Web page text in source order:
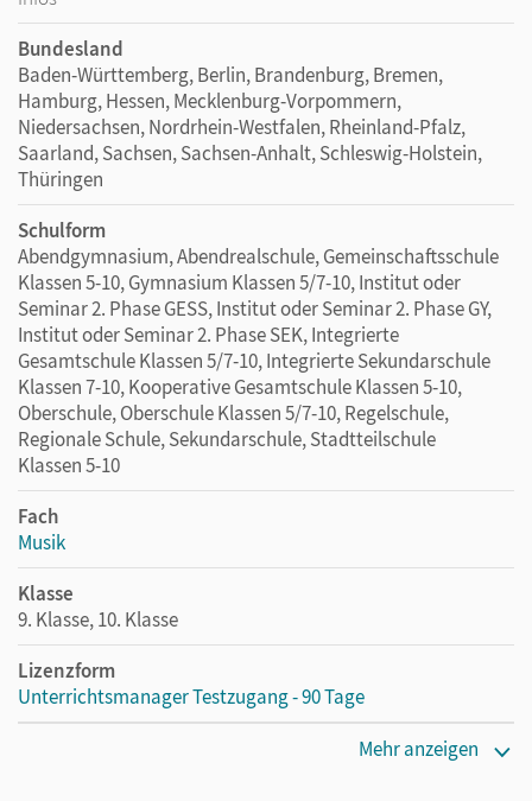
Bundesland
Baden-Württemberg, Berlin, Brandenburg, Bremen,
Hamburg, Hessen, Mecklenburg-Vorpommern,
Niedersachsen, Nordrhein-Westfalen, Rheinland-Pfalz,
Saarland, Sachsen, Sachsen-Anhalt, Schleswig-Holstein,
Thüringen
Schulform
Abendgymnasium, Abendrealschule, Gemeinschaftsschule
Klassen 5-10, Gymnasium Klassen 5/7-10, Institut oder
Seminar 2. Phase GESS, Institut oder Seminar 2. Phase GY,
Institut oder Seminar 2. Phase SEK, Integrierte
Gesamtschule Klassen 5/7-10, Integrierte Sekundarschule
Klassen 7-10, Kooperative Gesamtschule Klassen 5-10,
Oberschule, Oberschule Klassen 5/7-10, Regelschule,
Regionale Schule, Sekundarschule, Stadtteilschule
Klassen 5-10
Fach
Musik
Klasse
9. Klasse, 10. Klasse
Lizenzform
Unterrichtsmanager Testzugang - 90 Tage
Mehr anzeigen